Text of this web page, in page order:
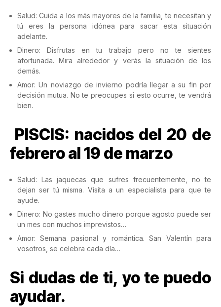
Salud: Cuida a los más mayores de la familia, te necesitan y
tú eres la persona idónea para sacar esta situación
adelante.
Dinero: Disfrutas en tu trabajo pero no te sientes
afortunada. Mira alrededor y verás la situación de los
demás.
Amor: Un noviazgo de invierno podría llegar a su fin por
decisión mutua. No te preocupes si esto ocurre, te vendrá
bien.
PISCIS: nacidos del 20 de
febrero al 19 de marzo
Salud: Las jaquecas que sufres frecuentemente, no te
dejan ser tú misma. Visita a un especialista para que te
ayude.
Dinero: No gastes mucho dinero porque agosto puede ser
un mes con muchos imprevistos…
Amor: Semana pasional y romántica. San Valentín para
vosotros, se celebra cada día…
Si dudas de ti, yo te puedo
ayudar.